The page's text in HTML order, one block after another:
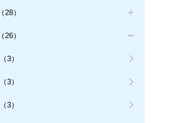
28）
26）
3）
3）
3）